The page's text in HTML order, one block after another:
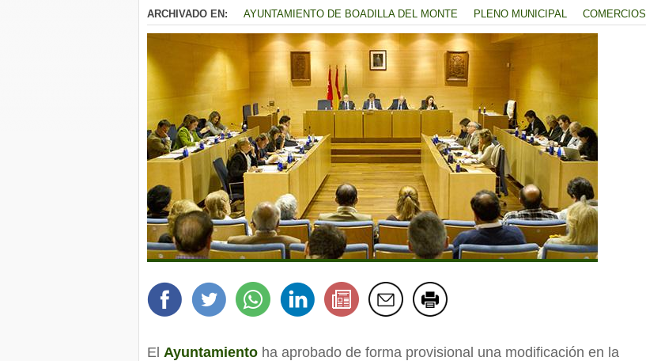
ARCHIVADO EN:
AYUNTAMIENTO DE BOADILLA DEL MONTE PLENO MUNICIPAL COMERCIOS
El Ayuntamiento ha aprobado de forma provisional una modificación en la